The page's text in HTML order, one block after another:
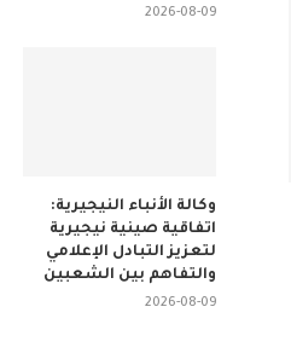
2026-08-09
وكالة الأنباء النيجيرية:
اتفاقية صينية نيجيرية
لتعزيز التبادل الإعلامي
والتفاهم بين الشعبين
2026-08-09